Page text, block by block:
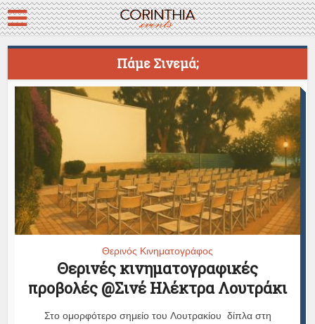
Πάμε Σινεμά;
Θερινός Κινηματογράφος
Θερινές κινηματογραφικές
προβολές @Σινέ Ηλέκτρα Λουτράκι
Στο ομορφότερο σημείο του Λουτρακίου δίπλα στη